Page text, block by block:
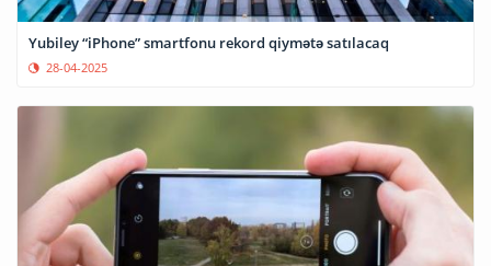
Yubiley “iPhone” smartfonu rekord qiymətə satılacaq
28-04-2025